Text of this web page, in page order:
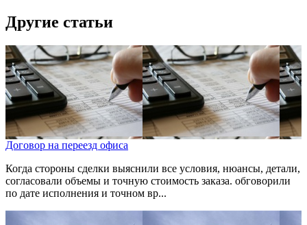
Другие статьи
Договор на переезд офиса
Когда стороны сделки выяснили все условия, нюансы, детали,
согласовали объемы и точную стоимость заказа. обговорили
по дате исполнения и точном вр...